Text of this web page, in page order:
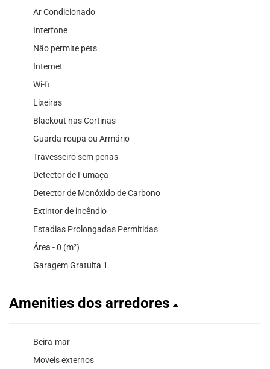
Ar Condicionado
Interfone
Não permite pets
Internet
Wi-fi
Lixeiras
Blackout nas Cortinas
Guarda-roupa ou Armário
Travesseiro sem penas
Detector de Fumaça
Detector de Monóxido de Carbono
Extintor de incêndio
Estadias Prolongadas Permitidas
Área - 0 (m²)
Garagem Gratuita 1
Amenities dos arredores
Beira-mar
Moveis externos